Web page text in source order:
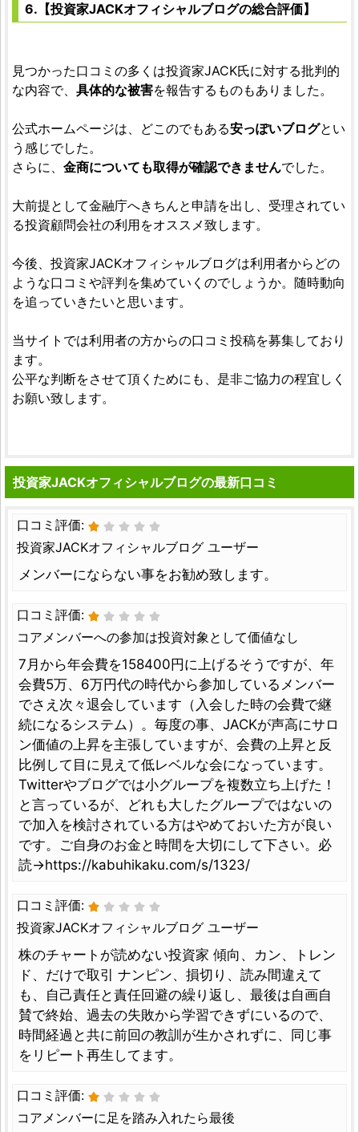
6.【投資家JACKオフィシャルブログの総合評価】
見つかった口コミの多くは投資家JACK氏に対する批判的
な内容で、 具体的な被害を報告するものもありました。
公式ホームページは、どこのでもある安っぽいブログとい
う感じでした。
さらに、 金商についても取得が確認できませんでした。
大前提として金融庁へきちんと申請を出し、受理されてい
る投資顧問会社の利用をオススメ致します。
今後、投資家JACKオフィシャルブログは利用者からどの
ような口コミや評判を集めていくのでしょうか。随時動向
を追っていきたいと思います。
当サイトでは利用者の方からの口コミ投稿を募集しており
ます。
公平な判断をさせて頂くためにも、是非ご協力の程宜しく
お願い致します。
投資家JACKオフィシャルブログの最新口コミ
口コミ評価:
投資家JACKオフィシャルブログ ユーザー
メンバーにならない事をお勧め致します。
口コミ評価:
コアメンバーへの参加は投資対象として価値なし
7月から年会費を158400円に上げるそうですが、年
会費5万、6万円代の時代から参加しているメンバー
でさえ次々退会しています（入会した時の会費で継
続になるシステム）。毎度の事、JACKが声高にサロ
ン価値の上昇を主張していますが、会費の上昇と反
比例して目に見えて低レベルな会になっています。
Twitterやブログでは小グループを複数立ち上げた！
と言っているが、どれも大したグループではないの
で加入を検討されている方はやめておいた方が良い
です。ご自身のお金と時間を大切にして下さい。必
読→https://kabuhikaku.com/s/1323/
口コミ評価:
投資家JACKオフィシャルブログ ユーザー
株のチャートが読めない投資家 傾向、カン、トレン
ド、だけで取引 ナンピン、損切り、読み間違えて
も、自己責任と責任回避の繰り返し、最後は自画自
賛で終始、過去の失敗から学習できずにいるので、
時間経過と共に前回の教訓が生かされずに、同じ事
をリピート再生してます。
口コミ評価:
コアメンバーに足を踏み入れたら最後